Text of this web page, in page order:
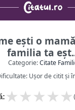
ești o
familia ta
Categorie:Citate
Ușor de citit și
★
★
★
★
★ (